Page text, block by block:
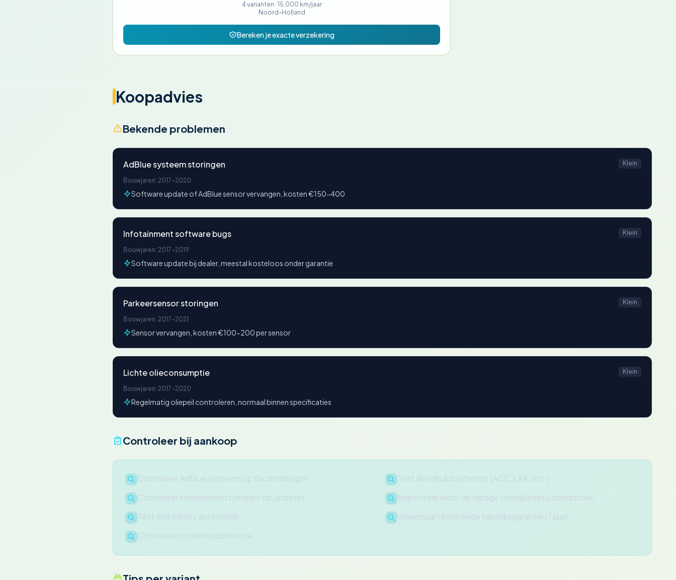
4 varianten · 15.000 km/jaar
Noord-Holland
Bereken je exacte verzekering
Koopadvies
Bekende problemen
AdBlue systeem storingen Klein
Bouwjaren: 2017-2020
Software update of AdBlue sensor vervangen, kosten €150-400
Infotainment software bugs Klein
Bouwjaren: 2017-2019
Software update bij dealer, meestal kosteloos onder garantie
Parkeersensor storingen Klein
Bouwjaren: 2017-2021
Sensor vervangen, kosten €100-200 per sensor
Lichte olieconsumptie Klein
Bouwjaren: 2017-2020
Regelmatig oliepeil controleren, normaal binnen specificaties
Controleer bij aankoop
Controleer AdBlue systeem op foutmeldingen
Test alle rijhulpsystemen (ACC, LKA, etc.)
Controleer infotainmentsysteem op updates
Inspecteer leder op slijtage (vooral bestuurdersstoel)
Test elektrische achterklep
Vraag naar resterende fabrieksgarantie (7 jaar)
Controleer onderhoudshistorie